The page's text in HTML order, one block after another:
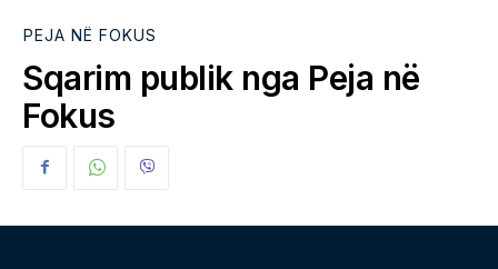
PEJA NË FOKUS
Sqarim publik nga Peja në
Fokus